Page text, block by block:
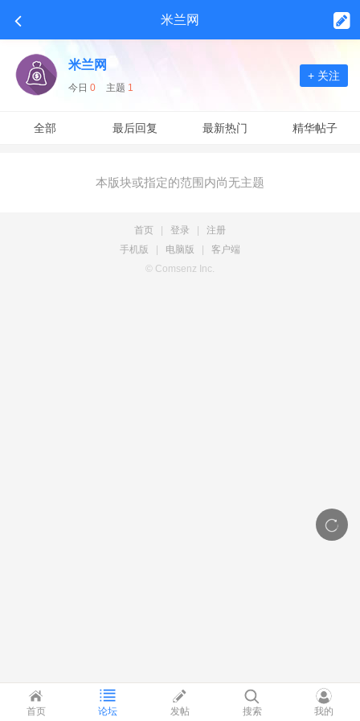
米兰网
米兰网
今日 0 主题 1
+ 关注
全部 最后回复 最新热门 精华帖子
本版块或指定的范围内尚无主题
首页 登录
注册
手机版
电脑版
客户端
© Comsenz Inc.
首页 论坛 发帖 搜索 我的